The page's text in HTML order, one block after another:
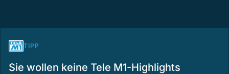
TIPP
Sie wollen keine Tele M1-Highlights